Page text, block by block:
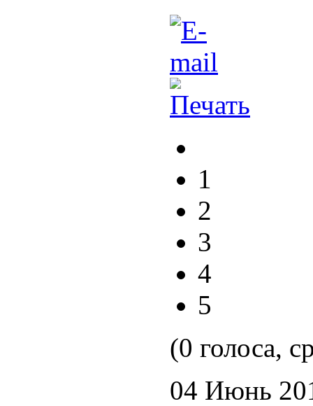
1
2
3
4
5
(0 голоса,
04 Июнь